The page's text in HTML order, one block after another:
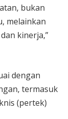
bukan
melainkan
kinerja,”
dengan
termasuk
(pertek)